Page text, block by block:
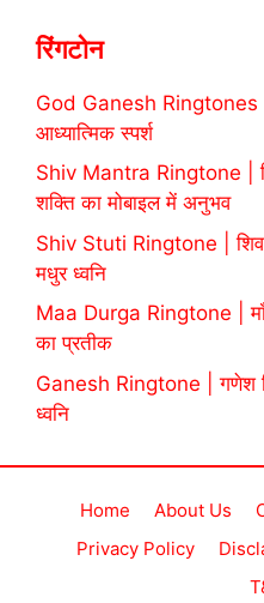
रिंगटोन
God Ganesh Ringtones
आध्यात्मिक स्पर्श
Shiv Mantra Ringtone |
शक्ति का मोबाइल में अनुभव
Shiv Stuti Ringtone | शिव
मधुर ध्वनि
Maa Durga Ringtone | माँ
का प्रतीक
Ganesh Ringtone | गणेश
ध्वनि
Home About Us
Privacy Policy